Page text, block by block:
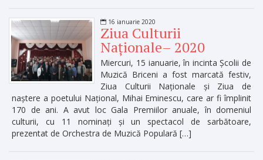
16 ianuarie 2020
Ziua Culturii
Naționale– 2020
Miercuri, 15 ianuarie, în incinta Școlii de
Muzică Briceni a fost marcată festiv,
Ziua Culturii Naționale și Ziua de
naștere a poetului Național, Mihai Eminescu, care ar fi împlinit
170 de ani. A avut loc Gala Premiilor anuale, în domeniul
culturii, cu 11 nominați și un spectacol de sarbătoare,
prezentat de Orchestra de Muzică Populară […]